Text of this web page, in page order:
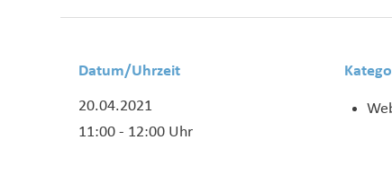
Datum/Uhrzeit
20.04.2021
11:00 - 12:00 Uhr